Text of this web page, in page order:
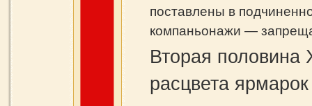
поставлены в
компаньонажи —
Вторая
расцвета